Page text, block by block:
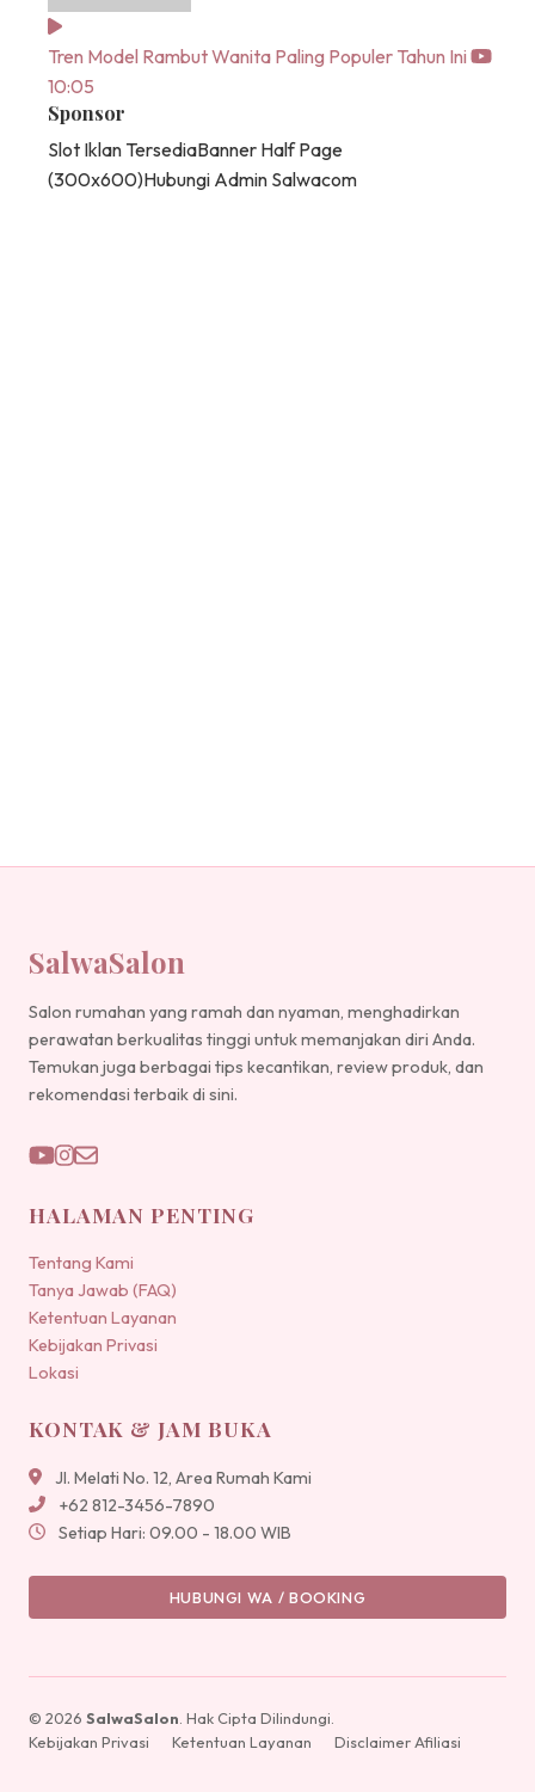
Tren Model Rambut Wanita Paling Populer Tahun Ini
10:05
Sponsor
Slot Iklan TersediaBanner Half Page
(300x600)Hubungi Admin Salwacom
SalwaSalon
Salon rumahan yang ramah dan nyaman, menghadirkan
perawatan berkualitas tinggi untuk memanjakan diri Anda.
Temukan juga berbagai tips kecantikan, review produk, dan
rekomendasi terbaik di sini.
HALAMAN PENTING
Tentang Kami
Tanya Jawab (FAQ)
Ketentuan Layanan
Kebijakan Privasi
Lokasi
KONTAK & JAM BUKA
Jl. Melati No. 12, Area Rumah Kami
+62 812-3456-7890
Setiap Hari: 09.00 - 18.00 WIB
HUBUNGI WA / BOOKING
© 2026 SalwaSalon . Hak Cipta Dilindungi.
Kebijakan Privasi
Ketentuan Layanan Disclaimer Afiliasi